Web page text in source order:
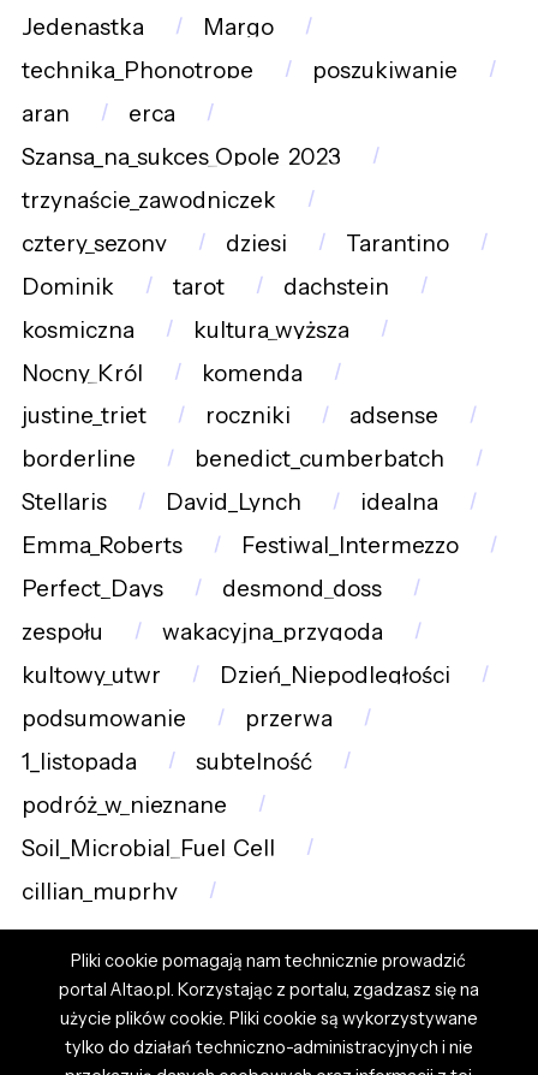
Jedenastka
Margo
technika_Phonotrope
poszukiwanie
aran
erca
Szansa_na_sukces_Opole_2023
trzynaście_zawodniczek
cztery_sezony
dziesi
Tarantino
Dominik
tarot
dachstein
kosmiczna
kultura_wyższa
Nocny_Król
komenda
justine_triet
roczniki
adsense
borderline
benedict_cumberbatch
Stellaris
David_Lynch
idealna
Emma_Roberts
Festiwal_Intermezzo
Perfect_Days
desmond_doss
zespołu
wakacyjna_przygoda
kultowy_utwr
Dzień_Niepodległości
podsumowanie
przerwa
1_listopada
subtelność
podróż_w_nieznane
Soil_Microbial_Fuel_Cell
cillian_muprhy
Pliki cookie pomagają nam technicznie prowadzić
portal Altao.pl. Korzystając z portalu, zgadzasz się na
użycie plików cookie. Pliki cookie są wykorzystywane
tylko do działań techniczno-administracyjnych i nie